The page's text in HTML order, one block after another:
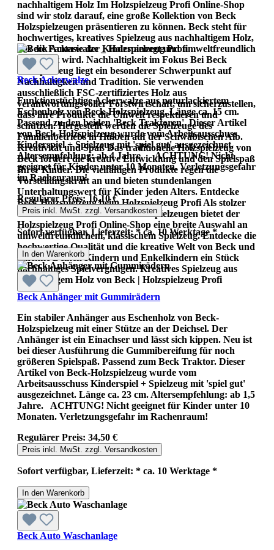
nachhaltigem Holz Im Holzspielzeug Profi Online-Shop
sind wir stolz darauf, eine große Kollektion von Beck
Holzspielzeugen präsentieren zu können. Beck steht für
hochwertiges, kreatives Spielzeug aus nachhaltigem Holz,
das die Fantasie der Kinder anregt und umweltfreundlich
hergestellt wird. Nachhaltigkeit im Fokus Bei Beck
Holzspielzeug liegt ein besonderer Schwerpunkt auf
Nachhaltigkeit und Tradition. Sie verwenden
ausschließlich FSC-zertifiziertes Holz aus
verantwortungsvoller Forstwirtschaft, um sicherzustellen,
dass ihre Produkte die Umwelt respektieren und
schützen. Hergestellt werden die Spielzeuge des
Familienbetriebs in Hülben auf der Schwäbischen Alb.
Kreativität und Spaß Das traditionelle Holzspielzeug von
Beck fördert die kreative Entwicklung und den Spielspaß
Ihrer Kinder. Die vielfältigen Produkte regen die
Vorstellungskraft an und bieten stundenlangen
Unterhaltungswert für Kinder jeden Alters. Entdecke
Beck Holzspielzeug beim Holzspielzeug Profi Als stolzer
Wiederverkäufer von Beck Holzspielzeugen bietet der
Holzspielzeug Profi Online-Shop eine breite Auswahl an
umweltfreundlichem, klassischem Spielzeug. Entdecke die
hochwertige Qualität und die kreative Welt von Beck und
schenke Deinen Kindern und Enkelkindern ein Stück
nachhaltiges Spielvergnügen. Kreatives Spielzeug aus
nachhaltigem Holz von Beck | Holzspielzeug Profi
Beck Ackerwalze
Funktionstüchtige Ackerwalze aus naturlackiertem
Eschenholz von Beck-Holzspielzeug. Länge ca. 15 cm.
Passend zu den beiden 'Beck Traktoren'. Dieser Artikel
von Beck-Holzspielzeug wurde vom Arbeitsausschuss
Kinderspiel + Spielzeug mit 'spiel gut' ausgezeichnet.
Altersempfehlung: ab 4 Jahre. ACHTUNG! Nicht
geeignet für Kinder unter 10 Monaten. Verletzungsgefahr
im Rachenraum!
Regulärer Preis:16,10 €
Preis inkl. MwSt. zzgl. Versandkosten
Sofort verfügbar, Lieferzeit: * ca. 10 Werktage *
In den Warenkorb
Beck Anhänger mit Gummirädern
Ein stabiler Anhänger aus Eschenholz von Beck-
Holzspielzeug mit einer Stütze an der Deichsel. Der
Anhänger ist ein Einachser und lässt sich kippen. Neu ist
bei dieser Ausführung die Gummibereifung für noch
größeren Spielspaß. Passend zum Beck Traktor. Dieser
Artikel von Beck-Holzspielzeug wurde vom
Arbeitsausschuss Kinderspiel + Spielzeug mit 'spiel gut'
ausgezeichnet. Länge ca. 23 cm. Altersempfehlung: ab 1,5
Jahre. ACHTUNG! Nicht geeignet für Kinder unter 10
Monaten. Verletzungsgefahr im Rachenraum!
Regulärer Preis: 34,50 €
Preis inkl. MwSt. zzgl. Versandkosten
Sofort verfügbar, Lieferzeit: * ca. 10 Werktage *
In den Warenkorb
Beck Auto Waschanlage